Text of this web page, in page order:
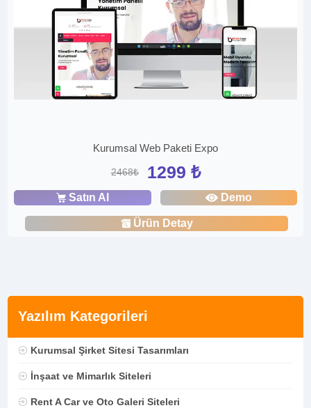
Yazılım Kategorileri
Kurumsal Şirket Sitesi Tasarımları
İnşaat ve Mimarlık Siteleri
Rent A Car ve Oto Galeri Siteleri
Kurumsal Web Paketi Expo
2468₺ 1299 ₺
Satın Al Demo
Ürün Detay